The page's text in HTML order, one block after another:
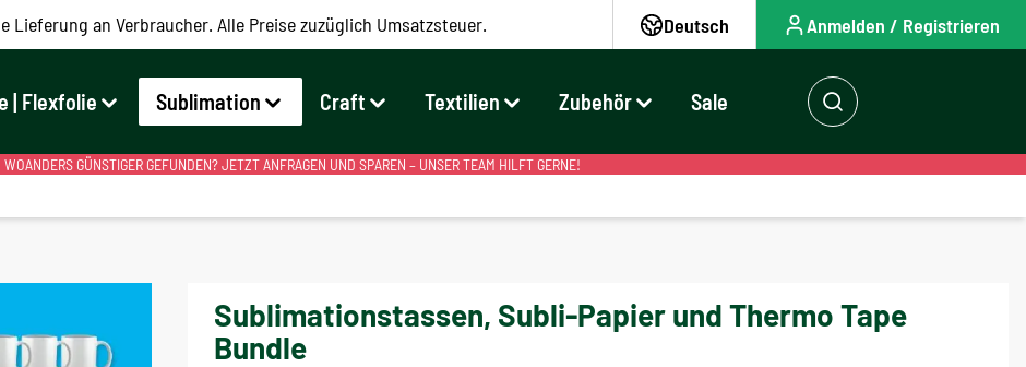
Lieferung an Verbraucher. Alle Preise zuzüglich Umsatzsteuer. Deutsch Anmelden / Registrieren
| Flexfolie Sublimation Craft Textilien Zubehör Sale
WOANDERS GÜNSTIGER GEFUNDEN? JETZT ANFRAGEN UND SPAREN – UNSER TEAM HILFT GERNE!
Sublimationstassen, Subli-Papier und Thermo Tape
Bundle